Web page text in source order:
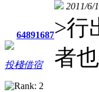
64891687
投棧借宿
2011/6/
>行
者